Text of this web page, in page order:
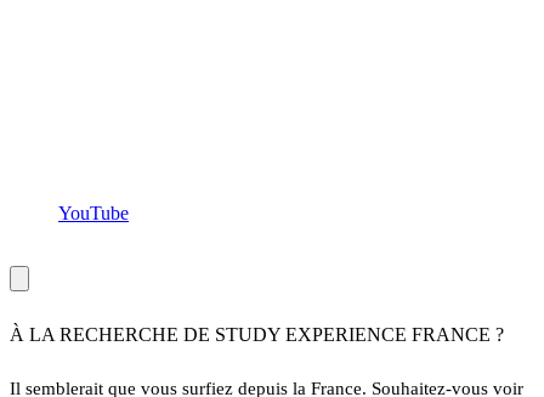
YouTube
À LA RECHERCHE DE STUDY EXPERIENCE FRANCE ?
Il semblerait que vous surfiez depuis la France. Souhaitez-vous voir